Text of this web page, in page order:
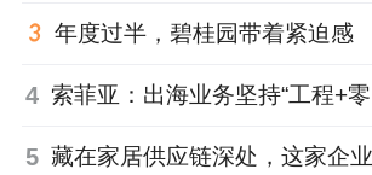
年度过半，碧桂园带着紧迫感
4
5